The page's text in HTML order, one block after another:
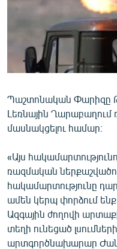
ՄԵԿՆԱԲԱՆՈՒԹՅՈՒՆ
ՏՏ ԵՒ ԻՆՏԵՐՆԵՏ
ԿՈՐՈՆԱՎԻՐՈՒՍ
ՏԵՍԱՆՅՈՒԹԵՐ
ԲԱՆԱՎԵՃ
ՓՈԴՔԱՍԹ
Հայերեն
English
Русский
Պաշտոնական Փարիզը
Լեռնային Ղարաբաղում
մասնակցելու համար։
«Այս
ռազմական
հակամարտությունը
ամեն կերպ փորձում
Ազգային ժողովի
տեղի ունեցած
արտգործնախարար